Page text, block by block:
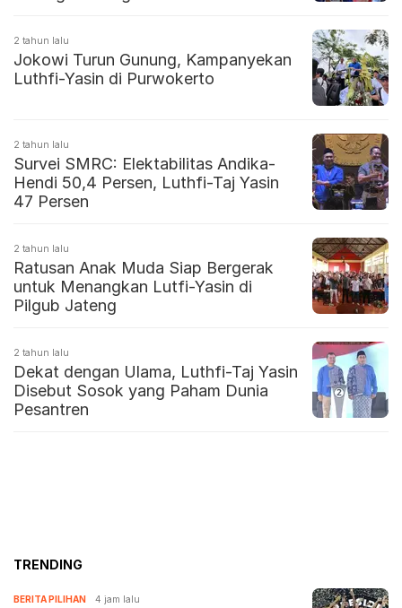
2 tahun lalu
Jokowi Turun Gunung, Kampanyekan
Luthfi-Yasin di Purwokerto
2 tahun lalu
Survei SMRC: Elektabilitas Andika-
Hendi 50,4 Persen, Luthfi-Taj Yasin
47 Persen
2 tahun lalu
Ratusan Anak Muda Siap Bergerak
untuk Menangkan Lutfi-Yasin di
Pilgub Jateng
2 tahun lalu
Dekat dengan Ulama, Luthfi-Taj Yasin
Disebut Sosok yang Paham Dunia
Pesantren
TRENDING
BERITA PILIHAN 4 jam lalu